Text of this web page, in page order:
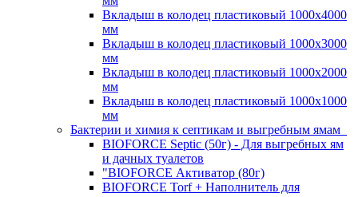
Вкладыш в колодец пластиковый 1000х4000
мм
Вкладыш в колодец пластиковый 1000х3000
мм
Вкладыш в колодец пластиковый 1000х2000
мм
Вкладыш в колодец пластиковый 1000х1000
мм
Бактерии и химия к септикам и выгребным ямам
BIOFORCE Septic (50г) - Для выгребных ям
и дачных туалетов
"BIOFORCE Активатор (80г)
BIOFORCE Torf + Наполнитель для